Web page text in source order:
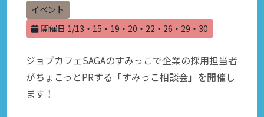
イベント
開催日 1/13・15・19・20・22・26・29・30
ジョブカフェSAGAのすみっこで企業の採用担当者
がちょこっとPRする「すみっこ相談会」を開催し
ます！